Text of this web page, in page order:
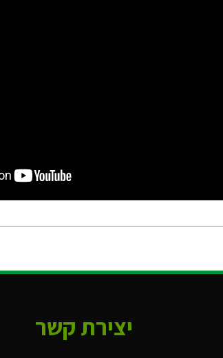
יצירת קשר